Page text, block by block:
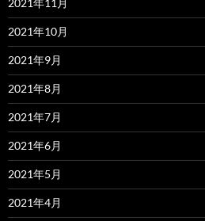
2021年11月
2021年10月
2021年9月
2021年8月
2021年7月
2021年6月
2021年5月
2021年4月